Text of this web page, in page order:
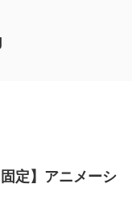
定】アニメーシ